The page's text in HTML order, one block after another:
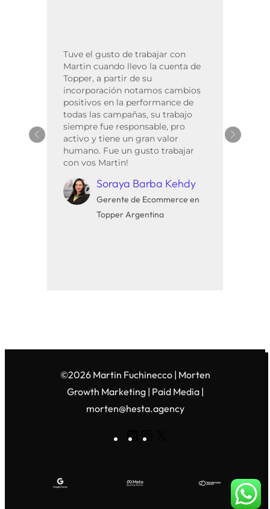
Tuve el gusto de trabajar con
Martin cuando llevo la cuenta de
Topper, a partir de su
incorporación notamos cambios
positivos en la performance de
todas las campañas, su trabajo
siempre fue responsable, pro
activo y tiene un gran valor
humano. Fue un gusto trabajar
con vos Martin!
Soraya Barba Kehdy
Gerente de Ecommerce en
Topper Argentina
©2026 Martin Fuchinecco | Morten
Growth Marketing | Paid Media |
morten@hesta.agency
LinkedIn